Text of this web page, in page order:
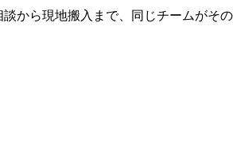
から現地搬入まで、同じチームがその